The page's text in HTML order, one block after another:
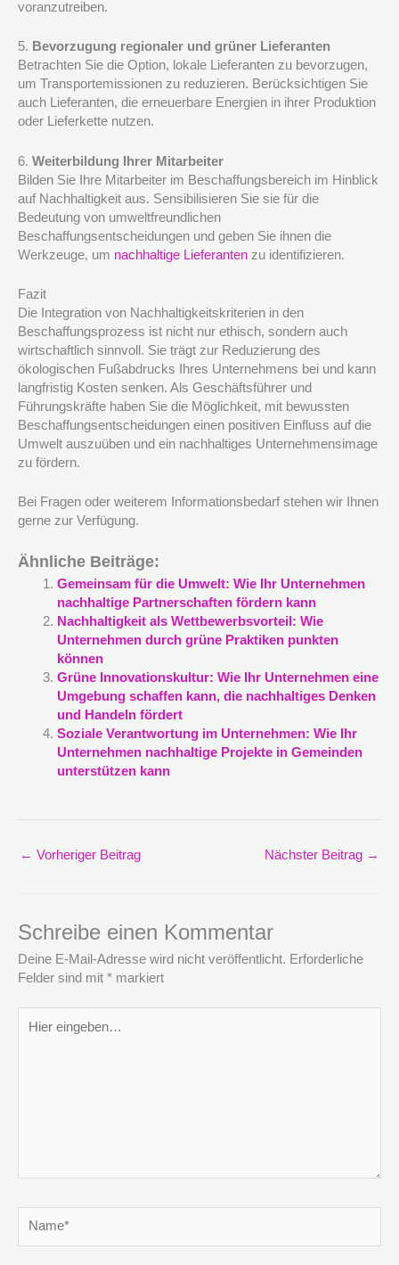
voranzutreiben.
5. Bevorzugung regionaler und grüner Lieferanten
Betrachten Sie die Option, lokale Lieferanten zu bevorzugen,
um Transportemissionen zu reduzieren. Berücksichtigen Sie
auch Lieferanten, die erneuerbare Energien in ihrer Produktion
oder Lieferkette nutzen.
6. Weiterbildung Ihrer Mitarbeiter
Bilden Sie Ihre Mitarbeiter im Beschaffungsbereich im Hinblick
auf Nachhaltigkeit aus. Sensibilisieren Sie sie für die
Bedeutung von umweltfreundlichen
Beschaffungsentscheidungen und geben Sie ihnen die
Werkzeuge, um nachhaltige Lieferanten zu identifizieren.
Fazit
Die Integration von Nachhaltigkeitskriterien in den
Beschaffungsprozess ist nicht nur ethisch, sondern auch
wirtschaftlich sinnvoll. Sie trägt zur Reduzierung des
ökologischen Fußabdrucks Ihres Unternehmens bei und kann
langfristig Kosten senken. Als Geschäftsführer und
Führungskräfte haben Sie die Möglichkeit, mit bewussten
Beschaffungsentscheidungen einen positiven Einfluss auf die
Umwelt auszuüben und ein nachhaltiges Unternehmensimage
zu fördern.
Bei Fragen oder weiterem Informationsbedarf stehen wir Ihnen
gerne zur Verfügung.
Ähnliche Beiträge:
Gemeinsam für die Umwelt: Wie Ihr Unternehmen
nachhaltige Partnerschaften fördern kann
Nachhaltigkeit als Wettbewerbsvorteil: Wie
Unternehmen durch grüne Praktiken punkten
können
Grüne Innovationskultur: Wie Ihr Unternehmen eine
Umgebung schaffen kann, die nachhaltiges Denken
und Handeln fördert
Soziale Verantwortung im Unternehmen: Wie Ihr
Unternehmen nachhaltige Projekte in Gemeinden
unterstützen kann
← Vorheriger Beitrag Nächster Beitrag →
Schreibe einen Kommentar
Deine E-Mail-Adresse wird nicht veröffentlicht. Erforderliche
Felder sind mit * markiert
eingeben…